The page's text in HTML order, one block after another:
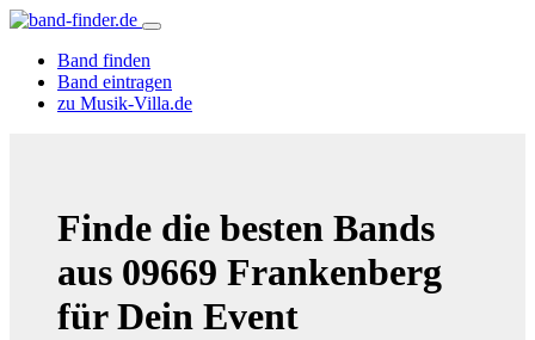
Band finden
Band eintragen
zu Musik-Villa.de
Finde die besten Bands
aus 09669 Frankenberg
für Dein Event